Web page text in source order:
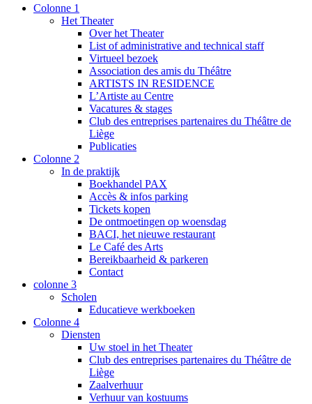
Colonne 1
Het Theater
Over het Theater
List of administrative and technical staff
Virtueel bezoek
Association des amis du Théâtre
ARTISTS IN RESIDENCE
L’Artiste au Centre
Vacatures & stages
Club des entreprises partenaires du Théâtre de
Liège
Publicaties
Colonne 2
In de praktijk
Boekhandel PAX
Accès & infos parking
Tickets kopen
De ontmoetingen op woensdag
BACI, het nieuwe restaurant
Le Café des Arts
Bereikbaarheid & parkeren
Contact
colonne 3
Scholen
Educatieve werkboeken
Colonne 4
Diensten
Uw stoel in het Theater
Club des entreprises partenaires du Théâtre de
Liège
Zaalverhuur
Verhuur van kostuums